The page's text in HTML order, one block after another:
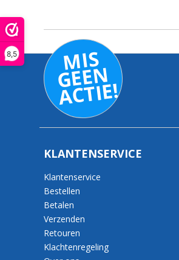
8,5 MI
S
G
E
E
N
A
C
TI
E!
KLANTENSERVICE
Klantenservice
Bestellen
Betalen
Verzenden
Retouren
Klachtenregeling